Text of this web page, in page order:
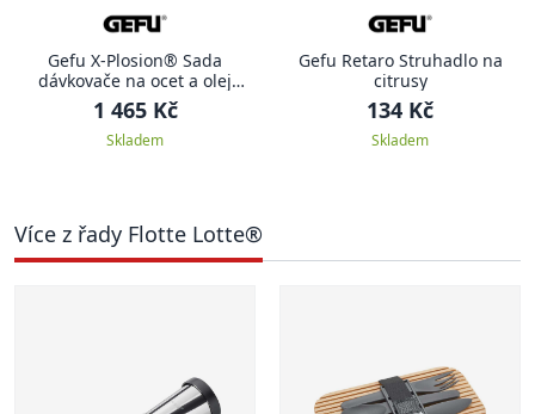
Gefu X-Plosion® Sada
dávkovače na ocet a olej
včetně stojánku
1 465 Kč
Skladem
Gefu Retaro Struhadlo na
citrusy
134 Kč
Skladem
Více z řady Flotte Lotte®